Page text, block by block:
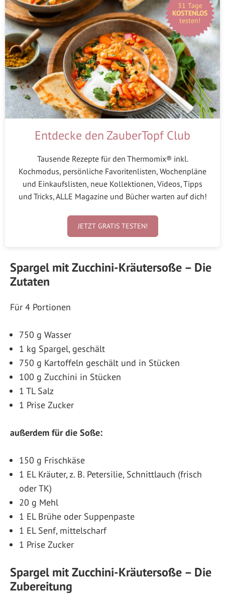
31 Tage
KOSTENLOS
testen!
Entdecke den ZauberTopf Club
Tausende Rezepte für den Thermomix® inkl.
Kochmodus, persönliche Favoritenlisten, Wochenpläne
und Einkaufslisten, neue Kollektionen, Videos, Tipps
und Tricks, ALLE Magazine und Bücher warten auf dich!
JETZT GRATIS TESTEN!
Spargel mit Zucchini-Kräutersoße – Die
Zutaten
Für 4 Portionen
750 g Wasser
1 kg Spargel, geschält
750 g Kartoffeln geschält und in Stücken
100 g Zucchini in Stücken
1 TL Salz
1 Prise Zucker
außerdem für die Soße:
150 g Frischkäse
1 EL Kräuter, z. B. Petersilie, Schnittlauch (frisch
oder TK)
20 g Mehl
1 EL Brühe oder Suppenpaste
1 EL Senf, mittelscharf
1 Prise Zucker
Spargel mit Zucchini-Kräutersoße – Die
Zubereitung